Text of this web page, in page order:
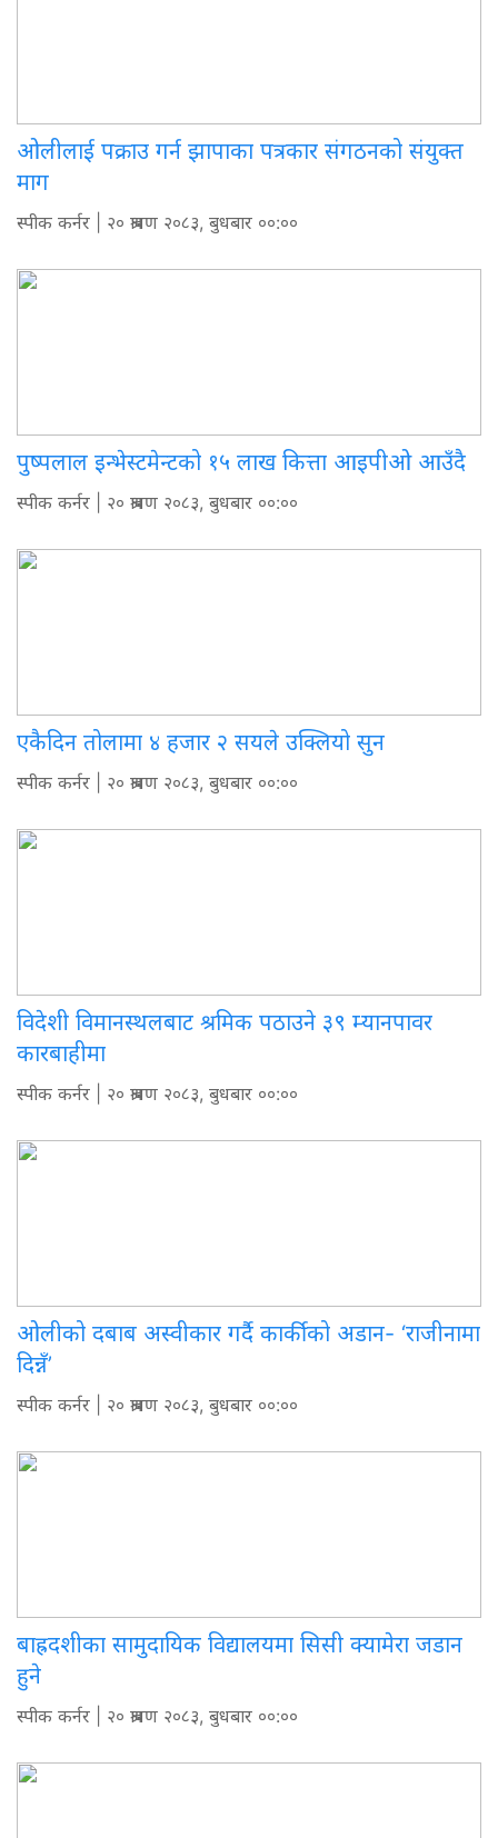
ओलीलाई पक्राउ गर्न झापाका पत्रकार संगठनको संयुक्त
माग
स्पीक कर्नर | २० श्रावण २०८३, बुधबार ००:००
पुष्पलाल इन्भेस्टमेन्टको १५ लाख कित्ता आइपीओ आउँदै
स्पीक कर्नर | २० श्रावण २०८३, बुधबार ००:००
एकैदिन तोलामा ४ हजार २ सयले उक्लियो सुन
स्पीक कर्नर | २० श्रावण २०८३, बुधबार ००:००
विदेशी विमानस्थलबाट श्रमिक पठाउने ३९ म्यानपावर
कारबाहीमा
स्पीक कर्नर | २० श्रावण २०८३, बुधबार ००:००
ओलीको दबाब अस्वीकार गर्दै कार्कीको अडान- ‘राजीनामा
दिन्नँ’
स्पीक कर्नर | २० श्रावण २०८३, बुधबार ००:००
बाह्रदशीका सामुदायिक विद्यालयमा सिसी क्यामेरा जडान
हुने
स्पीक कर्नर | २० श्रावण २०८३, बुधबार ००:००